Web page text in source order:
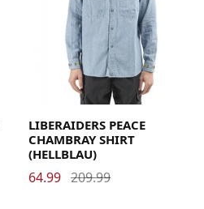
Medium X-Large
LIBERAIDERS PEACE
CHAMBRAY SHIRT
(HELLBLAU)
64.99 209.99